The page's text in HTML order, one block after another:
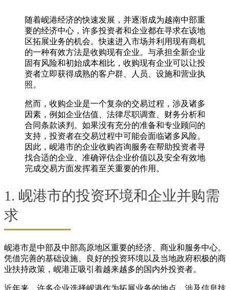
随着岘港经济的快速发展，并逐渐成为越南中部重
要的经济中心，许多投资者和企业都在寻求在该地
区拓展业务的机会。快速进入市场并利用现有商机
的一种有效方法是收购现有企业。与承担全新企业
固有风险和初始成本相比，收购现有企业可以让投
资者立即获得成熟的客户群、人员、设施和营业执
照。
然而，收购企业是一个复杂的交易过程，涉及诸多
因素，例如企业估值、法律尽职调查、财务分析和
合同条款谈判。如果没有充分的准备和专业顾问的
支持，投资者在交易过程中可能会面临诸多风险。
因此，岘港市的企业收购咨询服务在帮助投资者寻
找合适的企业、准确评估企业价值以及安全有效地
完成交易方面发挥着至关重要的作用。
1. 岘港市的投资环境和企业并购需
求
岘港市是中部及中部高原地区重要的经济、商业和服务中心。
凭借完善的基础设施、良好的投资环境以及当地政府积极的商
业扶持政策，岘港正吸引着越来越多的国内外投资者。
近年来，许多企业选择岘港作为拓展业务的地点，涉及信息技